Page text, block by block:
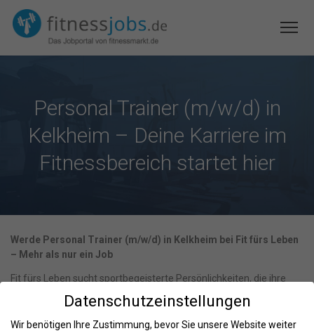
Personal Trainer (m/w/d) in
Kelkheim – Deine Karriere im
Fitnessbereich startet hier
Werde Personal Trainer (m/w/d) in Kelkheim bei Fit fürs Leben
– Mehr als nur ein Job
Fit fürs Leben sucht sportbegeisterte Persönlichkeiten, die ihre
Leidenschaft für Fitness und Gesundheit zum Beruf machen
möchten. Als Personal Trainer (m/w/d) in Kelkheim begleitest du
Menschen aktiv auf ihrem Weg zu einem gesünderen Lebensstil –
Datenschutzeinstellungen
Wir benötigen Ihre Zustimmung, bevor Sie unsere Website weiter